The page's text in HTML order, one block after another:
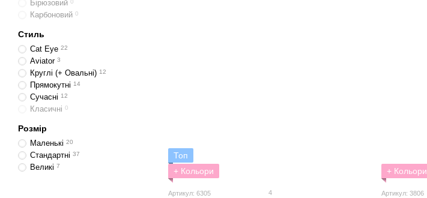
Топ
+ Кольори
Артикул: 6305 4
+ Кольори
Артикул: 3806
Бірюзовий 0
Карбоновий 0
Стиль
Cat Eye 22
Aviator 3
Круглі (+ Овальні) 12
Прямокутні 14
Сучасні 12
Класичні 0
Розмір
Маленькі 20
Стандартні 37
Великі 7